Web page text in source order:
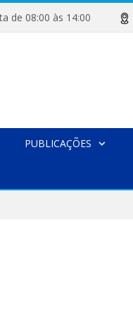
de 08:00 às 14:00
PUBLICAÇÕES